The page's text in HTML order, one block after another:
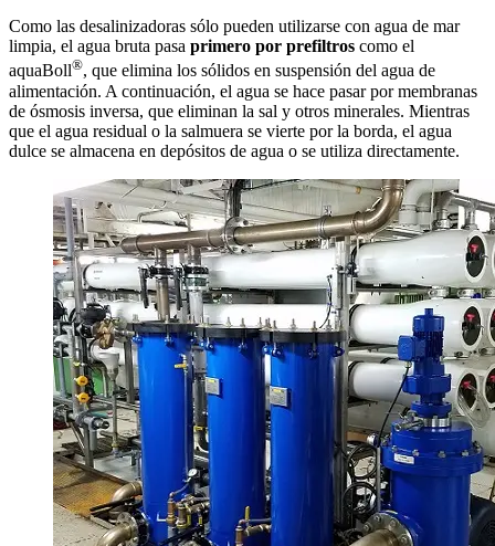
Como las desalinizadoras sólo pueden utilizarse con agua de mar
limpia, el agua bruta pasa primero por prefiltros como el
aquaBoll®, que elimina los sólidos en suspensión del agua de
alimentación. A continuación, el agua se hace pasar por membranas
de ósmosis inversa, que eliminan la sal y otros minerales. Mientras
que el agua residual o la salmuera se vierte por la borda, el agua
dulce se almacena en depósitos de agua o se utiliza directamente.